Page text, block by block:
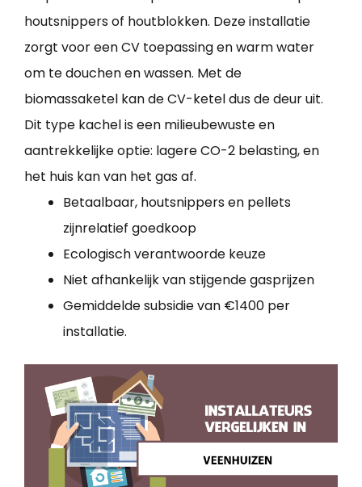
houtsnippers of houtblokken. Deze installatie
zorgt voor een CV toepassing en warm water
om te douchen en wassen. Met de
biomassaketel kan de CV-ketel dus de deur uit.
Dit type kachel is een milieubewuste en
aantrekkelijke optie: lagere CO-2 belasting, en
het huis kan van het gas af.
Betaalbaar, houtsnippers en pellets
zijnrelatief goedkoop
Ecologisch verantwoorde keuze
Niet afhankelijk van stijgende gasprijzen
Gemiddelde subsidie van €1400 per
installatie.